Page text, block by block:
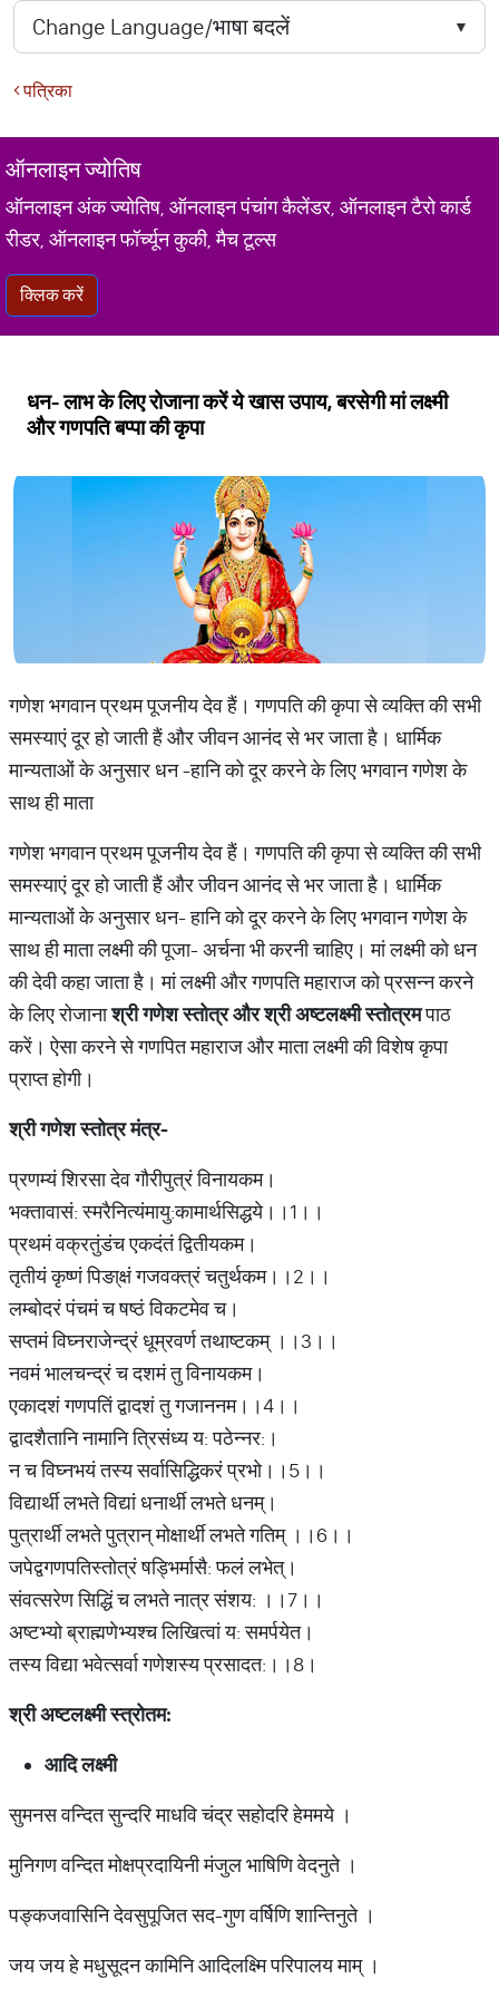
पत्रिका
ऑनलाइन ज्योतिष
ऑनलाइन अंक ज्योतिष, ऑनलाइन पंचांग कैलेंडर, ऑनलाइन टैरो कार्ड
रीडर, ऑनलाइन फॉर्च्यून कुकी, मैच टूल्स
क्लिक करें
धन- लाभ के लिए रोजाना करें ये खास उपाय, बरसेगी मां लक्ष्मी
और गणपति बप्पा की कृपा
गणेश भगवान प्रथम पूजनीय देव हैं। गणपति की कृपा से व्यक्ति की सभी
समस्याएं दूर हो जाती हैं और जीवन आनंद से भर जाता है। धार्मिक
मान्यताओं के अनुसार धन-हानि को दूर करने के लिए भगवान गणेश के
साथ ही माता
गणेश भगवान प्रथम पूजनीय देव हैं। गणपति की कृपा से व्यक्ति की सभी
समस्याएं दूर हो जाती हैं और जीवन आनंद से भर जाता है। धार्मिक
मान्यताओं के अनुसार धन- हानि को दूर करने के लिए भगवान गणेश के
साथ ही माता लक्ष्मी की पूजा- अर्चना भी करनी चाहिए। मां लक्ष्मी को धन
की देवी कहा जाता है। मां लक्ष्मी और गणपति महाराज को प्रसन्न करने
के लिए रोजानाश्रीगणेश स्तोत्र औरश्री अष्टलक्ष्मी स्तोत्रमपाठ
करें। ऐसा करने से गणपित महाराज और माता लक्ष्मी की विशेष कृपा
प्राप्त होगी।
श्री गणेश स्तोत्र मंत्र-
प्रणम्यं शिरसा देव गौरीपुत्रं विनायकम।
भक्तावासं: स्मरैनित्यंमायु:कामार्थसिद्धये।।1।।
प्रथमं वक्रतुंडंच एकदंतं द्वितीयकम।
तृतीयं कृष्णं पिङा्क्षं गजवक्त्रं चतुर्थकम।।2।।
लम्बोदरं पंचमं च षष्ठं विकटमेव च।
सप्तमं विघ्नराजेन्द्रं धूम्रवर्ण तथाष्टकम् ।।3।।
नवमं भालचन्द्रं च दशमं तु विनायकम।
एकादशं गणपतिं द्वादशं तु गजाननम।।4।।
द्वादशैतानि नामानि त्रिसंध्य य: पठेन्नर:।
न च विघ्नभयं तस्य सर्वासिद्धिकरं प्रभो।।5।।
विद्यार्थी लभते विद्यां धनार्थी लभते धनम्।
पुत्रार्थी लभते पुत्रान् मोक्षार्थी लभते गतिम् ।।6।।
जपेद्वगणपतिस्तोत्रं षड्भिर्मासै: फलं लभेत्।
संवत्सरेण सिद्धिं च लभते नात्र संशय: ।।7।।
अष्टभ्यो ब्राह्मणेभ्यश्च लिखित्वां य: समर्पयेत।
तस्य विद्या भवेत्सर्वा गणेशस्य प्रसादत:।।8।
श्री अष्टलक्ष्मी स्त्रोतम:
आदि लक्ष्मी
सुमनस वन्दित सुन्दरि माधवि चंद्र सहोदरि हेममये ।
मुनिगण वन्दित मोक्षप्रदायिनी मंजुल भाषिणि वेदनुते ।
पङ्कजवासिनि देवसुपूजित सद-गुण वर्षिणि शान्तिनुते ।
जय जय हे मधुसूदन कामिनि आदिलक्ष्मि परिपालय माम् ।